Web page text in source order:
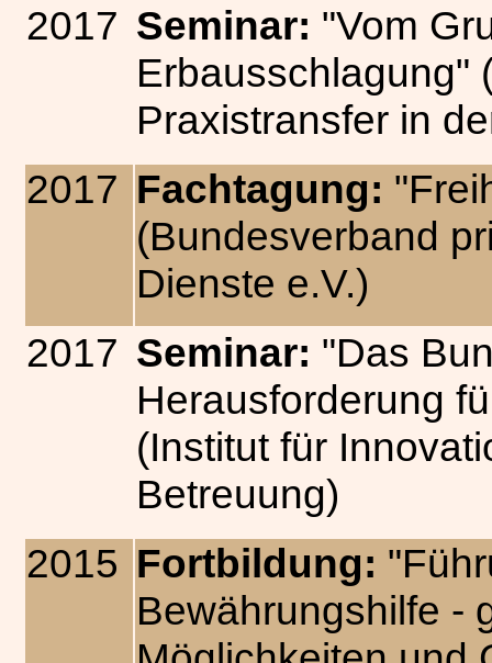
2017 Seminar: "Vom
Erbausschlagung"
Praxistransfer in
2017 Fachtagung:
(Bundesverband
Dienste e.V.)
2017 Seminar: "Das
Herausforderung
(Institut für
Betreuung)
2015 Fortbildung:
Bewährungshilfe -